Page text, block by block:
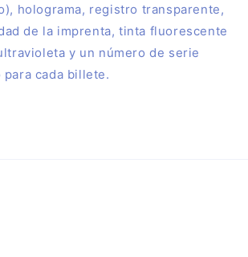
holograma, registro transparente,
de la imprenta, tinta fluorescente
y un número de serie
cada billete.